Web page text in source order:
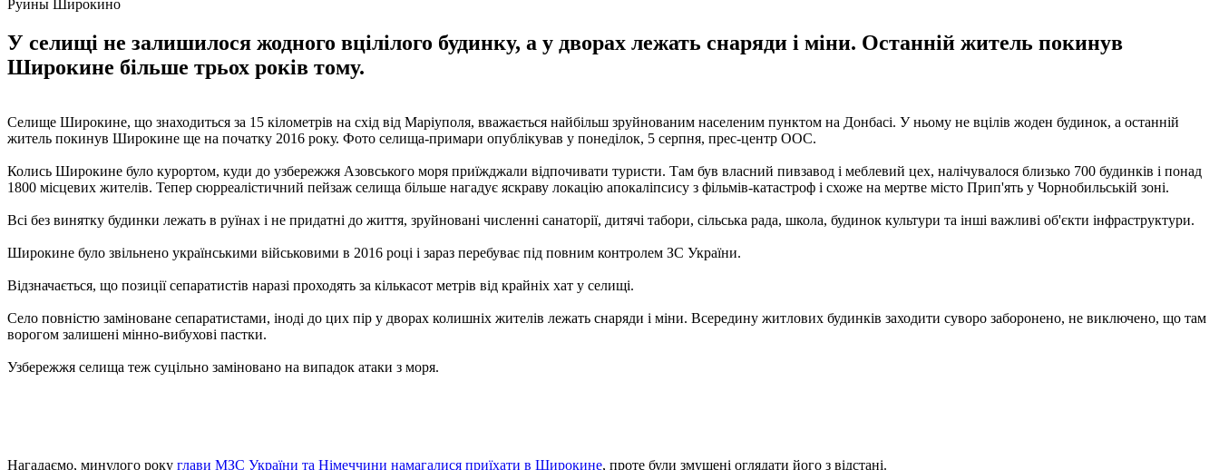
Руины Широкино
У селищі не залишилося жодного вцілілого будинку, а у дворах лежать снаряди і міни. Останній житель покинув
Широкине більше трьох років тому.
Селище Широкине, що знаходиться за 15 кілометрів на схід від Маріуполя, вважається найбільш зруйнованим населеним пунктом на Донбасі. У ньому не вцілів жоден будинок, а останній
житель покинув Широкине ще на початку 2016 року. Фото селища-примари опублікував у понеділок, 5 серпня, прес-центр ООС.
Колись Широкине було курортом, куди до узбережжя Азовського моря приїжджали відпочивати туристи. Там був власний пивзавод і меблевий цех, налічувалося близько 700 будинків і понад
1800 місцевих жителів. Тепер сюрреалістичний пейзаж селища більше нагадує яскраву локацію апокаліпсису з фільмів-катастроф і схоже на мертве місто Прип'ять у Чорнобильській зоні.
Всі без винятку будинки лежать в руїнах і не придатні до життя, зруйновані численні санаторії, дитячі табори, сільська рада, школа, будинок культури та інші важливі об'єкти інфраструктури.
Широкине було звільнено українськими військовими в 2016 році і зараз перебуває під повним контролем ЗС України.
Відзначається, що позиції сепаратистів наразі проходять за кількасот метрів від крайніх хат у селищі.
Село повністю заміноване сепаратистами, іноді до цих пір у дворах колишніх жителів лежать снаряди і міни. Всередину житлових будинків заходити суворо заборонено, не виключено, що там
ворогом залишені мінно-вибухові пастки.
Узбережжя селища теж суцільно заміновано на випадок атаки з моря.
Нагадаємо, минулого року глави МЗС України та Німеччини намагалися приїхати в Широкине, проте були змушені оглядати його з відстані.